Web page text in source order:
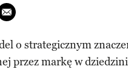
facebook
na twitter
mail do przyjaciela
o strategicznym
przez markę w